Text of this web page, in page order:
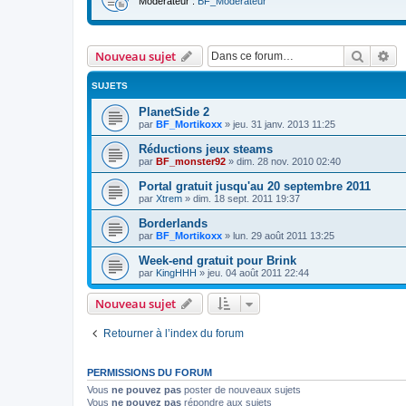
Nouveau sujet
SUJETS
PlanetSide 2
par BF_Mortikoxx » jeu. 31 janv. 2013 11:25
Réductions jeux steams
par BF_monster92 » dim. 28 nov. 2010 02:40
Portal gratuit jusqu'au 20 septembre 2011
par Xtrem » dim. 18 sept. 2011 19:37
Borderlands
par BF_Mortikoxx » lun. 29 août 2011 13:25
Week-end gratuit pour Brink
par KingHHH » jeu. 04 août 2011 22:44
Nouveau sujet
Retourner à l’index du forum
PERMISSIONS DU FORUM
Vous ne pouvez pas poster de nouveaux sujets
Vous ne pouvez pas répondre aux sujets